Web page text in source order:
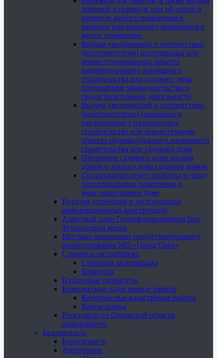
решений о переводе или об отказе в
переводе жилого помещения в
нежилое или нежилого помещения в
жилое помещение
Выдача уведомлений о соответствии
(несоответствии) построенных или
реконструированных объекта
индивидуального жилищного
строительства или садового дома
требованиям законодательства о
градостроительной деятельности
Выдача уведомлений о соответствии
(несоответствии) указанных в
уведомлении о планируемых
строительстве или реконструкции
объекта индивидуального жилищного
строительства или садового дома
Признание садового дома жилым
домом и жилого дома садовым домом
Согласование переустройства и (или)
перепланировки помещения в
многоквартирном доме
Порядок установки и эксплуатации
информационных конструкций
Адресный план Геоинформационная база
Технический архив
Местные нормативы градостроительного
проектирования МО «Город Орёл»
Страница застройщика
Страница застройщика
Комиссия
Публичные сервитуты
Комплексные кадастровые работы
Комплексные кадастровые работы
Карты-планы
Роскадастр по Орловской области
информирует
Безопасность
Безопасность
Антитеррор